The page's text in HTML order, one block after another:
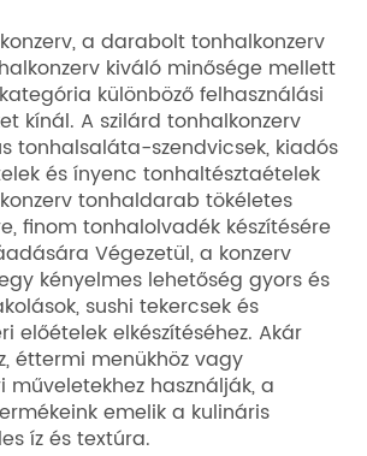
a darabolt tonhalkonzerv
kiváló minősége mellett
különböző felhasználási
kínál. A szilárd tonhalkonzerv
tonhalsaláta-szendvicsek, kiadós
és ínyenc tonhaltésztaételek
tonhaldarab tökéletes
finom tonhalolvadék készítésére
Végezetül, a konzerv
kényelmes lehetőség gyors és
sushi tekercsek és
előételek elkészítéséhez. Akár
éttermi menükhöz vagy
használják, a
emelik a kulináris
íz és textúra.